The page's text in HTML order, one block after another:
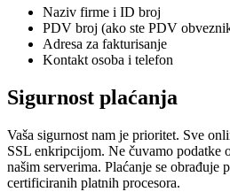
Naziv firme i ID broj
PDV broj (ako ste PDV
Adresa za fakturisanje
Kontakt osoba i telefon
Sigurnost plaćanja
Vaša sigurnost nam je prioritet. Sve
SSL enkripcijom. Ne čuvamo podatke
našim serverima. Plaćanje se obrađuje
certificiranih platnih procesora.